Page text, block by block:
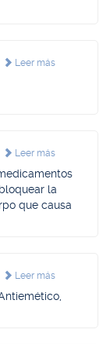
Leer más
Leer más
la
que causa
Leer más